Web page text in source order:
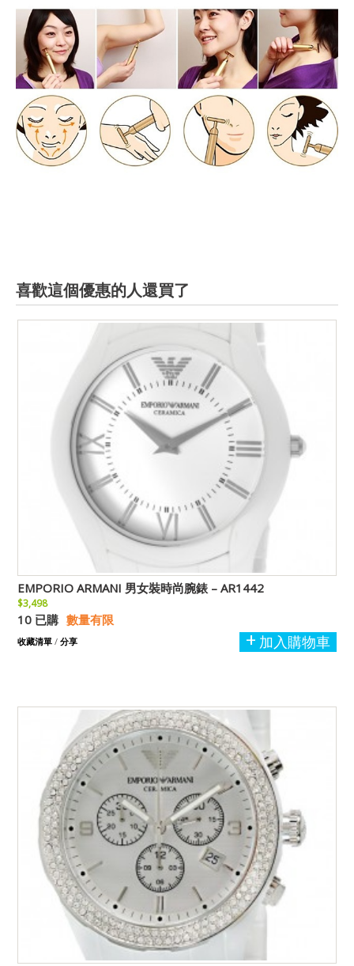
喜歡這個優惠的人還買了
EMPORIO ARMANI 男女裝時尚腕錶 – AR1442
$3,498
10 已購 數量有限
加入購物車
收藏清單 / 分享